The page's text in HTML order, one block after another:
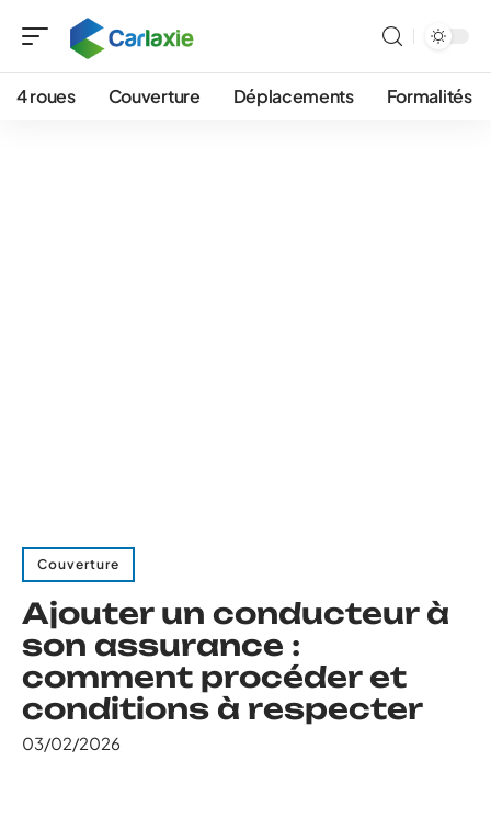
4 roues Couverture Déplacements Formalités
Couverture
Ajouter un conducteur à
son assurance :
comment procéder et
conditions à respecter
03/02/2026